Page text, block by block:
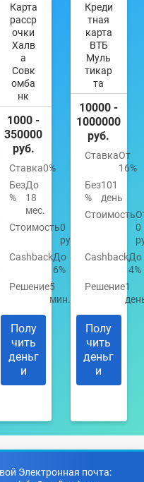
Карта
расср
очки
Халв
а
Совк
омба
нк
1000 -
350000
руб.
Ставка0%
Без
%
До
18
мес.
Стоимость0
руб.
CashbackДо
6%
Решение5
мин.
Полу
чить
деньг
и
Креди
тная
карта
ВТБ
Муль
тикар
та
10000 -
1000000
руб.
СтавкаОт
16%
Без
%
101
день
Стоимость
0
CashbackДо
4%
Решение1
Полу
чить
деньг
и
Электронная почта: